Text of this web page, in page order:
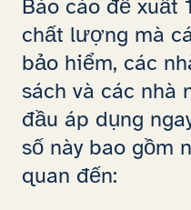
Báo cáo đề xuất
chất lượng mà
bảo hiểm, các
sách và các nhà
đầu áp dụng
số này bao gồm
quan đến: